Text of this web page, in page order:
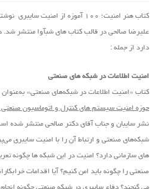
کتاب هنر امنیت؛ ۱۰۰ آموزه از
علیرضا صالحی در قالب کتاب های شبآوا منتشر شد.
دارد از جمله :
امنیت اطلاعات در شبکه های صنعتی
کتاب «امنیت اطلاعات در شبکه‌های صنعتی»
حوزه امنیت سیستم های کنترل و اتوماسیون
نشر سایبان و جناب آقای دکتر صالحی منتشر شده
شبکه‌های صنعتی و ارتباط آن را با امنیت سایبری
های سازمانی دارد؟ امنیت در این شبکه ها چگونه
صنعتی را چگونه باید امن کنیم؟ آیا اقدامات